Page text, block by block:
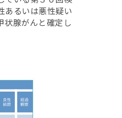
あるいは悪性疑い
状腺がんと確定し